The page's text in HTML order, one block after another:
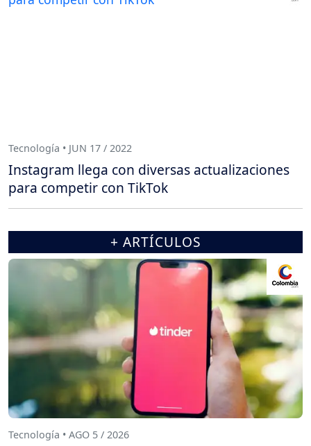
Tecnología • JUN 17 / 2022
Instagram llega con diversas actualizaciones
para competir con TikTok
+ ARTÍCULOS
Tecnología • AGO 5 / 2026